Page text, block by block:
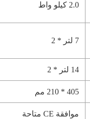
2.0 كيلو واط
7 لتر * 2
14 لتر * 2
405 * 210 مم
موافقة CE متاحة